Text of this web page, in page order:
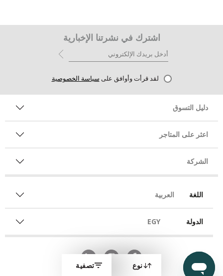
نوع تصفية
اشترك في نشرتنا الإخبارية
لقد قرأت وأوافق على سياسة الخصوصية
دليل التسوق
اعثر على المتاجر
الشركة
اللغة العربية
الدولة EGY